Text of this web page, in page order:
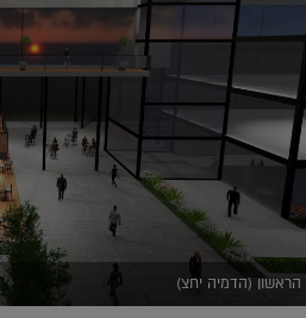
הראשון (הדמיה יחצ)